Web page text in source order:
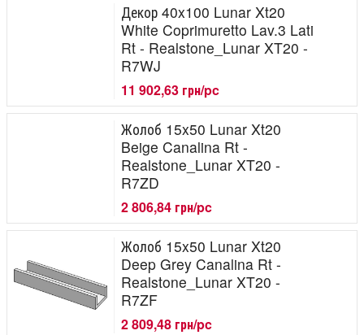
Декор 40x100 Lunar Xt20
White Coprimuretto Lav.3 Lati
Rt - Realstone_Lunar XT20 -
R7WJ
11 902,63 грн/pc
Жолоб 15x50 Lunar Xt20
Beige Canalina Rt -
Realstone_Lunar XT20 -
R7ZD
2 806,84 грн/pc
Жолоб 15x50 Lunar Xt20
Deep Grey Canalina Rt -
Realstone_Lunar XT20 -
R7ZF
2 809,48 грн/pc